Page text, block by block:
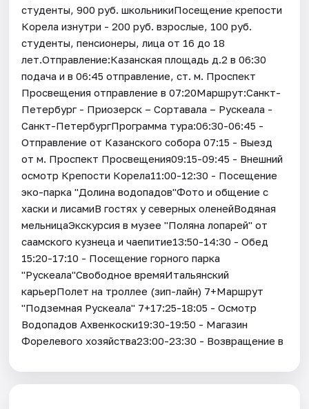
студенты, 900 руб. школьникиПосещение крепости
Корела изнутри - 200 руб. взрослые, 100 руб.
студенты, пенсионеры, лица от 16 до 18
лет.Отправление:Казанская площадь д.2 в 06:30
подача и в 06:45 отправление, ст. м. Проспект
Просвещения отправление в 07:20Маршрут:Санкт-
Петербург - Приозерск – Сортавала – Рускеала -
Санкт-ПетербургПрограмма тура:06:30-06:45 -
Отправление от Казанского собора 07:15 - Выезд
от м. Проспект Просвещения09:15-09:45 - Внешний
осмотр Крепости Корела11:00-12:30 - Посещение
эко-парка "Долина водопадов"Фото и общение с
хаски и лисамиВ гостях у северных оленейВодяная
мельницаЭкскурсия в музее "Поляна лопарей" от
саамского кузнеца и чаепитие13:50-14:30 - Обед
15:20-17:10 - Посещение горного парка
"Рускеала"Свободное времяИтальянский
карьерПолет на троллее (зип-лайн) 7+Маршрут
"Подземная Рускеала" 7+17:25-18:05 - Осмотр
Водопадов Ахвенкоски19:30-19:50 - Магазин
Форелевого хозяйства23:00-23:30 - Возвращение в